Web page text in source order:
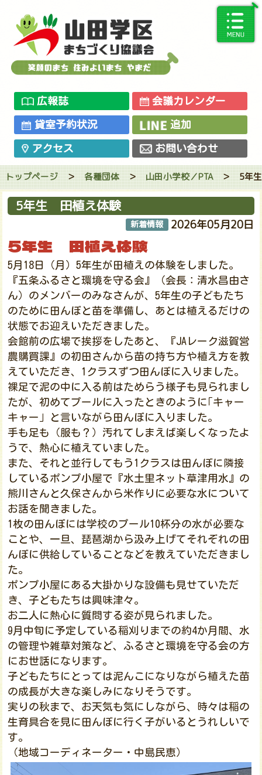
広報誌 会議カレンダー
貸室予約状況 追加
アクセス お問い合わせ
トップページ＞ 各種団体＞ 山田小学校／PTA＞ 5年
5年生 田植え体験
2026年05月20日
新着情報
5年生 田植え体験
5月18日（月）5年生が田植えの体験をしました。
『五条ふるさと環境を守る会』（会長：清水昌由さ
ん）のメンバーのみなさんが、5年生の子どもたち
のために田んぼと苗を準備し、あとは植えるだけの
状態でお迎えいただきました。
会館前の広場で挨拶をしたあと、『JAレーク滋賀営
農購買課』の初田さんから苗の持ち方や植え方を教
えていただき、1クラスずつ田んぼに入りました。
裸足で泥の中に入る前はためらう様子も見られまし
たが、初めてプールに入ったときのように｢キャー
キャー」と言いながら田んぼに入りました。
手も足も（服も？）汚れてしまえば楽しくなったよ
うで、熱心に植えていました。
また、それと並行してもう1クラスは田んぼに隣接
しているポンプ小屋で『水土里ネット草津用水』の
熊川さんと久保さんから米作りに必要な水について
お話を聞きました。
1枚の田んぼには学校のプール10杯分の水が必要な
ことや、一旦、琵琶湖から汲み上げてそれぞれの田
んぼに供給していることなどを教えていただきまし
た。
ポンプ小屋にある大掛かりな設備も見せていただ
き、子どもたちは興味津々。
お二人に熱心に質問する姿が見られました。
9月中旬に予定している稲刈りまでの約4か月間、水
の管理や雑草対策など、ふるさと環境を守る会の方
にお世話になります。
子どもたちにとっては泥んこになりながら植えた苗
の成長が大きな楽しみになりそうです。
実りの秋まで、お天気も気にしながら、時々は稲の
生育具合を見に田んぼに行く子がいるとうれしいで
す。
（地域コーディネーター・中島民恵）